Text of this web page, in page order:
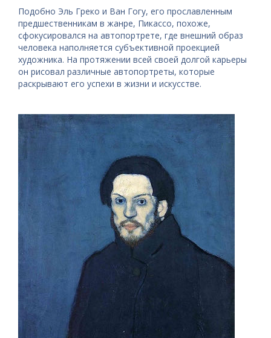
Подобно Эль Греко и Ван Гогу, его прославленным
предшественникам в жанре, Пикассо, похоже,
сфокусировался на автопортрете, где внешний образ
человека наполняется субъективной проекцией
художника. На протяжении всей своей долгой карьеры
он рисовал различные автопортреты, которые
раскрывают его успехи в жизни и искусстве.